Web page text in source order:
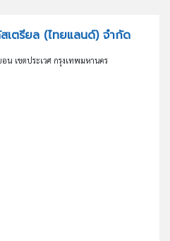
ตรียล (ไทยแลนด์) จำกัด
เขตประเวศ กรุงเทพมหานคร